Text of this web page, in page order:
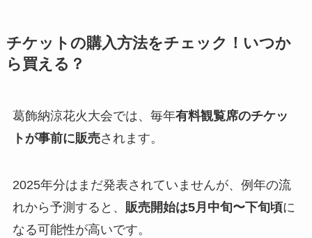
チケットの購入方法をチェック！いつか
ら買える？
葛飾納涼花火大会では、毎年有料観覧席のチケッ
トが事前に販売されます。
2025年分はまだ発表されていませんが、例年の流
れから予測すると、 販売開始は5月中旬〜下旬頃に
なる可能性が高いです。